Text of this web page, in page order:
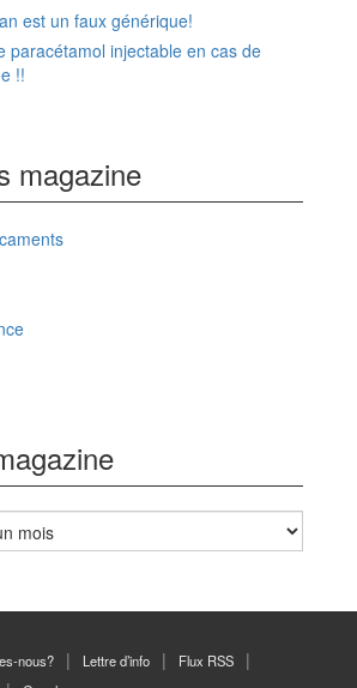
est un faux générique!
paracétamol injectable en cas de
!!
magazine
nous? Lettre d’info
Flux RSS